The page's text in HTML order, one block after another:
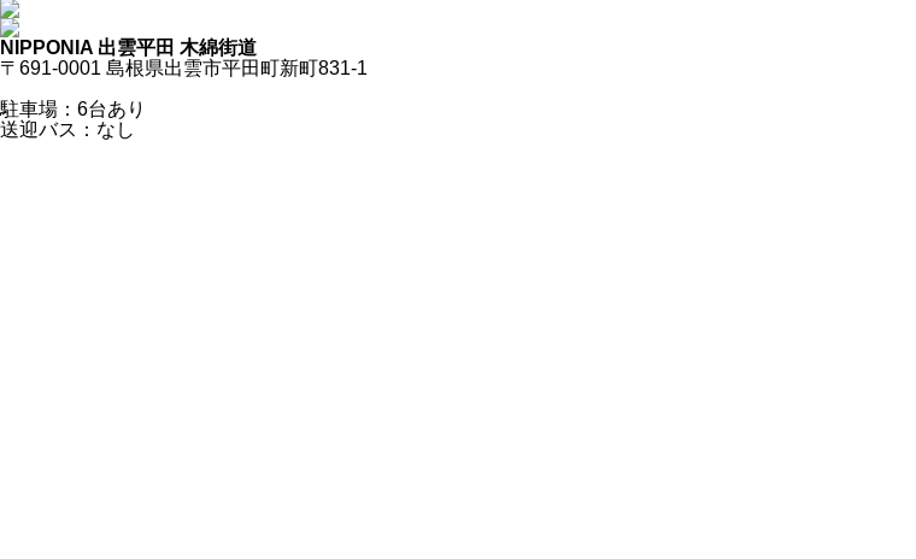
NIPPONIA 出雲平田 木綿街道
〒691-0001 島根県出雲市平田町新町831-1
駐車場：6台あり
送迎バス：なし